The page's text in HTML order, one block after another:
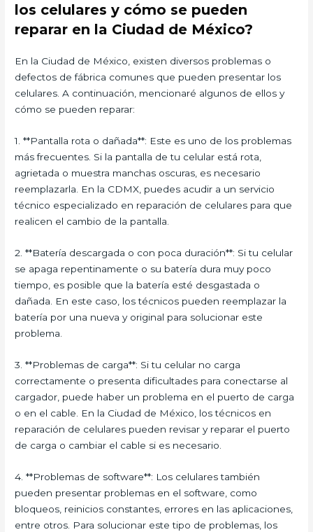
los celulares y cómo se pueden
reparar en la Ciudad de México?
En la Ciudad de México, existen diversos problemas o
defectos de fábrica comunes que pueden presentar los
celulares. A continuación, mencionaré algunos de ellos y
cómo se pueden reparar:
1. **Pantalla rota o dañada**: Este es uno de los problemas
más frecuentes. Si la pantalla de tu celular está rota,
agrietada o muestra manchas oscuras, es necesario
reemplazarla. En la CDMX, puedes acudir a un servicio
técnico especializado en reparación de celulares para que
realicen el cambio de la pantalla.
2. **Batería descargada o con poca duración**: Si tu celular
se apaga repentinamente o su batería dura muy poco
tiempo, es posible que la batería esté desgastada o
dañada. En este caso, los técnicos pueden reemplazar la
batería por una nueva y original para solucionar este
problema.
3. **Problemas de carga**: Si tu celular no carga
correctamente o presenta dificultades para conectarse al
cargador, puede haber un problema en el puerto de carga
o en el cable. En la Ciudad de México, los técnicos en
reparación de celulares pueden revisar y reparar el puerto
de carga o cambiar el cable si es necesario.
4. **Problemas de software**: Los celulares también
pueden presentar problemas en el software, como
bloqueos, reinicios constantes, errores en las aplicaciones,
entre otros. Para solucionar este tipo de problemas, los